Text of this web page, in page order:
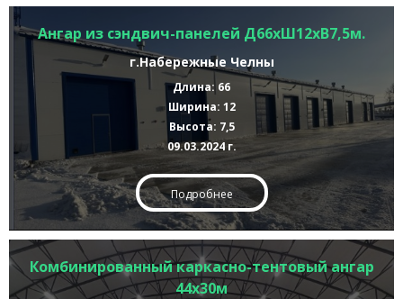
Ангар из сэндвич-панелей Д66хШ12хВ7,5м.
г.Набережные Челны
Длина: 66
Ширина: 12
Высота: 7,5
09.03.2024 г.
Подробнее
Комбинированный каркасно-тентовый ангар
44х30м